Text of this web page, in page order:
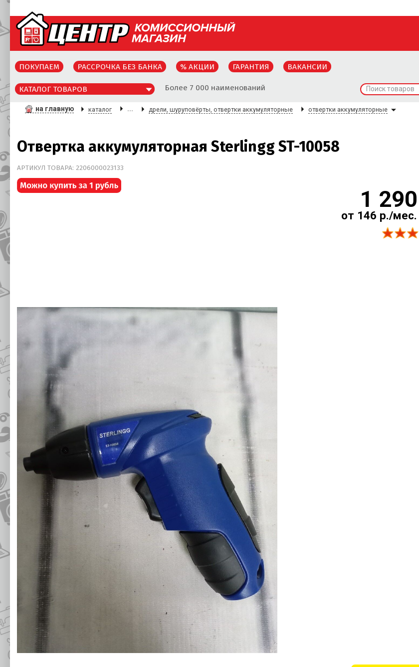
ПОКУПАЕМ РАССРОЧКА БЕЗ БАНКА % АКЦИИ ГАРАНТИЯ ВАКАНСИИ
КАТАЛОГ ТОВАРОВ Более 7 000 наименований Поиск товаров
на главную каталог ... дрели, шуруповёрты, отвертки аккумуляторные отвертки аккумуляторные
Отвертка аккумуляторная Sterlingg ST-10058
АРТИКУЛ ТОВАРА: 2206000023133
1 290
от 146 р./мес.